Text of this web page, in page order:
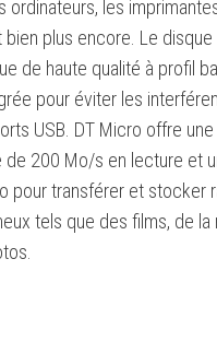
ordinateurs, les
plus encore. Le
de haute qualité à profil
pour éviter les
USB. DT Micro offre
de 200 Mo/s en lecture et
pour transférer et stocker
tels que des films, de la